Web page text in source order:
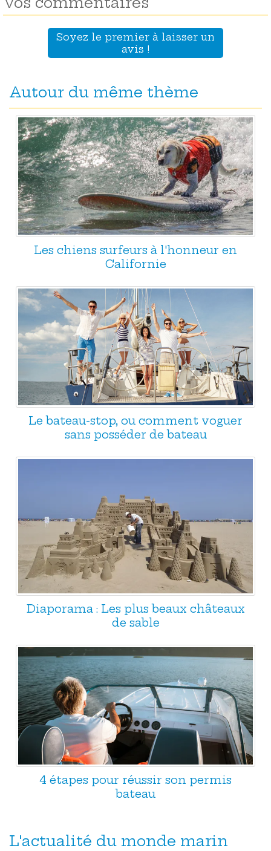
Soyez le premier à laisser un
avis !
Autour du même thème
Les chiens surfeurs à l'honneur en
Californie
Le bateau-stop, ou comment voguer
sans posséder de bateau
Diaporama : Les plus beaux châteaux
de sable
4 étapes pour réussir son permis
bateau
L'actualité du monde marin